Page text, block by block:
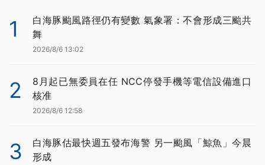
1
白海豚颱風路徑仍有變數 氣象署：不會形成三颱共
舞
2026/8/6 13:02
2
8月起已無委員在任 NCC停發手機等電信設備進口
核准
2026/8/6 12:58
3
白海豚估最快週五發布海警 另一颱風「鯨魚」今晨
形成